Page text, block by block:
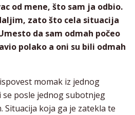
od mene, što sam ja odbio.
zato što cela situacija
da sam odmah počeo
polako a oni su bili odmah
momak iz jednog
posle jednog subotnjeg
Situacija koja ga je zatekla te